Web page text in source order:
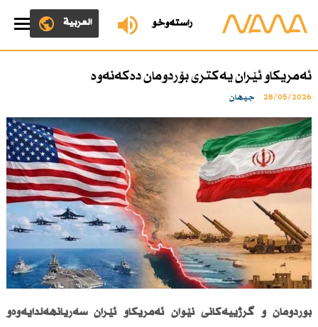
ڕاستەوخۆ العربية
ئەمریكاو ئێران یەكتری بۆردومان دەكەنەوە
28/05/2026 جیهان
بۆردومان و گرژییەكانی نێوان ئەمریكاو ئێران سەریانهەڵدایەوەو